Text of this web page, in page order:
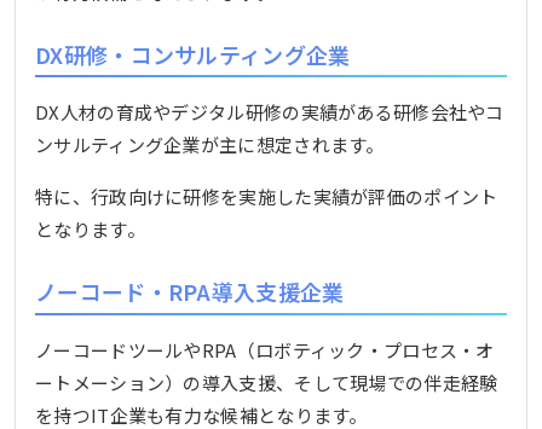
DX研修・コンサルティング企業
DX人材の育成やデジタル研修の実績がある研修会社やコ
ンサルティング企業が主に想定されます。
特に、行政向けに研修を実施した実績が評価のポイント
となります。
ノーコード・RPA導入支援企業
ノーコードツールやRPA（ロボティック・プロセス・オ
ートメーション）の導入支援、そして現場での伴走経験
を持つIT企業も有力な候補となります。